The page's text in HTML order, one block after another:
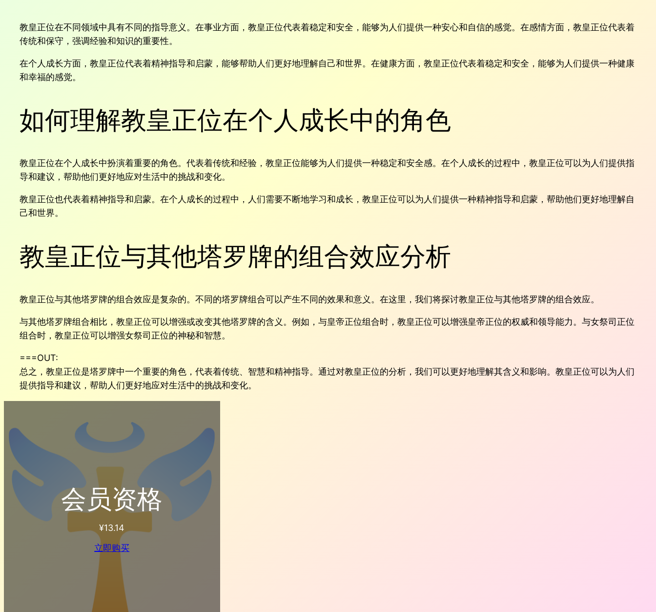
教皇正位在不同领域中具有不同的指导意义。在事业方面，教皇正位代表着稳定和安全，能够为人们提供一种安心和自信的感觉。在感情方面，教皇正位代表着
传统和保守，强调经验和知识的重要性。
在个人成长方面，教皇正位代表着精神指导和启蒙，能够帮助人们更好地理解自己和世界。在健康方面，教皇正位代表着稳定和安全，能够为人们提供一种健康
和幸福的感觉。
如何理解教皇正位在个人成长中的角色
教皇正位在个人成长中扮演着重要的角色。代表着传统和经验，教皇正位能够为人们提供一种稳定和安全感。在个人成长的过程中，教皇正位可以为人们提供指
导和建议，帮助他们更好地应对生活中的挑战和变化。
教皇正位也代表着精神指导和启蒙。在个人成长的过程中，人们需要不断地学习和成长，教皇正位可以为人们提供一种精神指导和启蒙，帮助他们更好地理解自
己和世界。
教皇正位与其他塔罗牌的组合效应分析
教皇正位与其他塔罗牌的组合效应是复杂的。不同的塔罗牌组合可以产生不同的效果和意义。在这里，我们将探讨教皇正位与其他塔罗牌的组合效应。
与其他塔罗牌组合相比，教皇正位可以增强或改变其他塔罗牌的含义。例如，与皇帝正位组合时，教皇正位可以增强皇帝正位的权威和领导能力。与女祭司正位
组合时，教皇正位可以增强女祭司正位的神秘和智慧。
===OUT:
总之，教皇正位是塔罗牌中一个重要的角色，代表着传统、智慧和精神指导。通过对教皇正位的分析，我们可以更好地理解其含义和影响。教皇正位可以为人们
提供指导和建议，帮助人们更好地应对生活中的挑战和变化。
会员资格
¥13.14
立即购买